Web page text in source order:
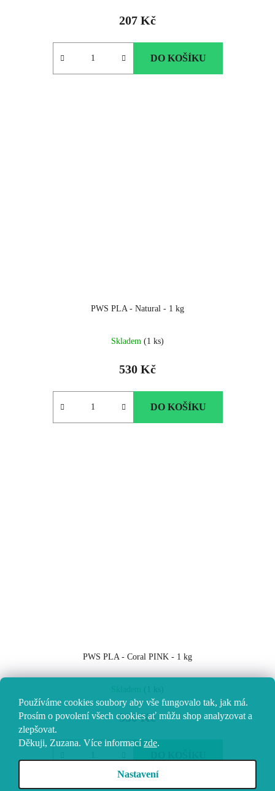
Používáme cookies soubory aby vše fungovalo tak, jak má.
Prosím o povolení všech cookies ať můžu shop analyzovat a
zlepšovat.
Děkuji, Zuzana. Více informací zde.
Nastavení
207 Kč
DO KOŠÍKU
PWS PLA - Natural - 1 kg
Skladem (1 ks)
530 Kč
DO KOŠÍKU
PWS PLA - Coral PINK - 1 kg
530 Kč